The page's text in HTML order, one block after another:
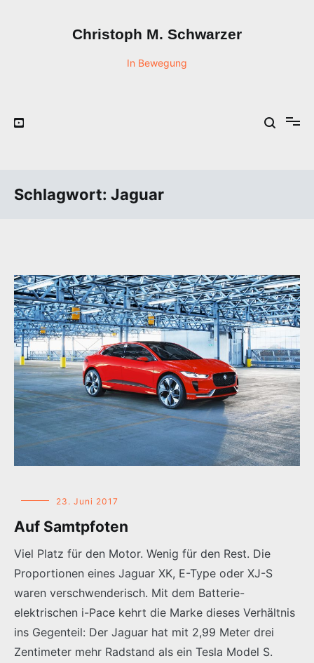
Christoph M. Schwarzer
In Bewegung
Schlagwort: Jaguar
23. Juni 2017
Auf Samtpfoten
Viel Platz für den Motor. Wenig für den Rest. Die
Proportionen eines Jaguar XK, E-Type oder XJ-S
waren verschwenderisch. Mit dem Batterie-
elektrischen i-Pace kehrt die Marke dieses Verhältnis
ins Gegenteil: Der Jaguar hat mit 2,99 Meter drei
Zentimeter mehr Radstand als ein Tesla Model S.